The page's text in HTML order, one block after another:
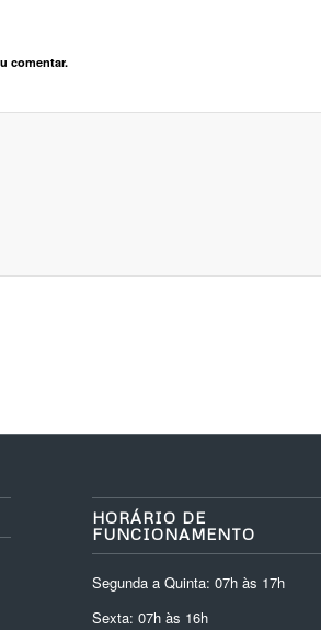
comentar.
HORÁRIO DE
FUNCIONAMENTO
Segunda a Quinta: 07h às 17h
Sexta: 07h às 16h